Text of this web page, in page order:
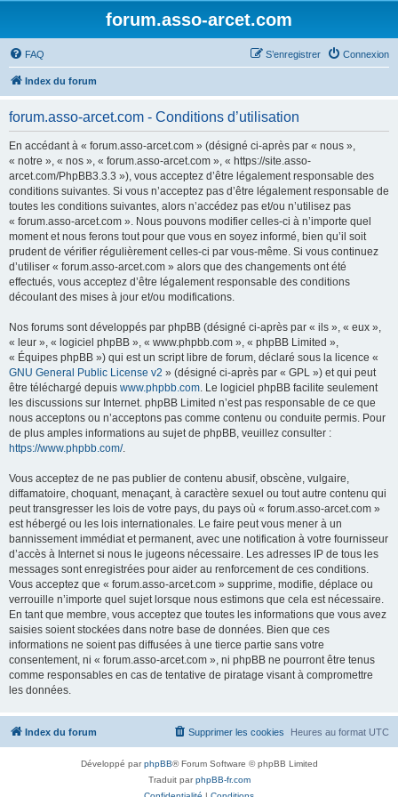
forum.asso-arcet.com
FAQ Connexion
S’enregistrer
Index du forum
forum.asso-arcet.com - Conditions d’utilisation
En accédant à « forum.asso-arcet.com » (désigné ci-après par « nous »,
« notre », « nos », « forum.asso-arcet.com », « https://site.asso-
arcet.com/PhpBB3.3.3 »), vous acceptez d’être légalement responsable des
conditions suivantes. Si vous n’acceptez pas d’être légalement responsable de
toutes les conditions suivantes, alors n’accédez pas et/ou n’utilisez pas
« forum.asso-arcet.com ». Nous pouvons modifier celles-ci à n’importe quel
moment et nous ferons tout pour que vous en soyez informé, bien qu’il soit
prudent de vérifier régulièrement celles-ci par vous-même. Si vous continuez
d’utiliser « forum.asso-arcet.com » alors que des changements ont été
effectués, vous acceptez d’être légalement responsable des conditions
découlant des mises à jour et/ou modifications.
Nos forums sont développés par phpBB (désigné ci-après par « ils », « eux »,
« leur », « logiciel phpBB », « www.phpbb.com », « phpBB Limited »,
« Équipes phpBB ») qui est un script libre de forum, déclaré sous la licence «
GNU General Public License v2 » (désigné ci-après par « GPL ») et qui peut
être téléchargé depuis www.phpbb.com. Le logiciel phpBB facilite seulement
les discussions sur Internet. phpBB Limited n’est pas responsable de ce que
nous acceptons ou n’acceptons pas comme contenu ou conduite permis. Pour
de plus amples informations au sujet de phpBB, veuillez consulter :
https://www.phpbb.com/.
Vous acceptez de ne pas publier de contenu abusif, obscène, vulgaire,
diffamatoire, choquant, menaçant, à caractère sexuel ou tout autre contenu qui
peut transgresser les lois de votre pays, du pays où « forum.asso-arcet.com »
est hébergé ou les lois internationales. Le faire peut vous mener à un
bannissement immédiat et permanent, avec une notification à votre fournisseur
d’accès à Internet si nous le jugeons nécessaire. Les adresses IP de tous les
messages sont enregistrées pour aider au renforcement de ces conditions.
Vous acceptez que « forum.asso-arcet.com » supprime, modifie, déplace ou
verrouille n’importe quel sujet lorsque nous estimons que cela est nécessaire.
En tant que membre, vous acceptez que toutes les informations que vous avez
saisies soient stockées dans notre base de données. Bien que ces
informations ne soient pas diffusées à une tierce partie sans votre
consentement, ni « forum.asso-arcet.com », ni phpBB ne pourront être tenus
comme responsables en cas de tentative de piratage visant à compromettre
les données.
Index du forum Heures au format UTC
Supprimer les cookies
Développé parphpBB® Forum Software © phpBB Limited
Traduit parphpBB-fr.com